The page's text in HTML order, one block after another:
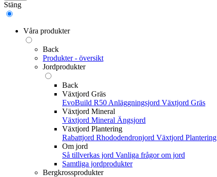
Stäng
Våra produkter
Back
Produkter - översikt
Jordprodukter
Back
Växtjord Gräs
EvoBuild R50 Anläggningsjord Växtjord Gräs
Växtjord Mineral
Växtjord Mineral Ängsjord
Växtjord Plantering
Rabattjord Rhododendronjord Växtjord Plantering
Om jord
Så tillverkas jord Vanliga frågor om jord
Samtliga jordprodukter
Bergkrossprodukter